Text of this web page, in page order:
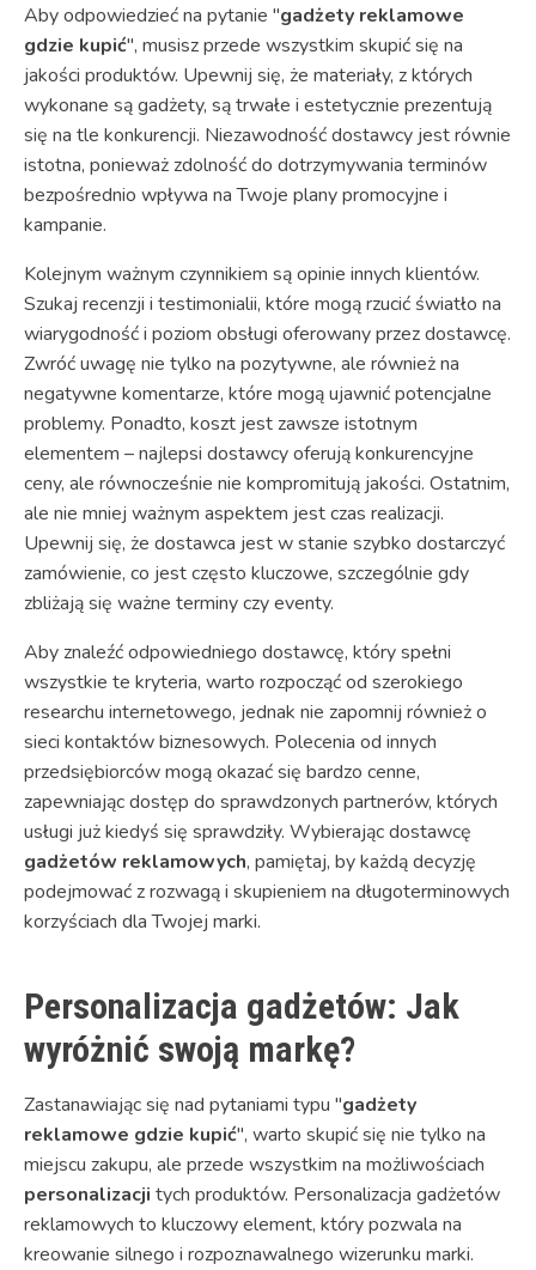
Aby odpowiedzieć na pytanie "gadżety reklamowe
gdzie kupić", musisz przede wszystkim skupić się na
jakości produktów. Upewnij się, że materiały, z których
wykonane są gadżety, są trwałe i estetycznie prezentują
się na tle konkurencji. Niezawodność dostawcy jest równie
istotna, ponieważ zdolność do dotrzymywania terminów
bezpośrednio wpływa na Twoje plany promocyjne i
kampanie.
Kolejnym ważnym czynnikiem są opinie innych klientów.
Szukaj recenzji i testimonialii, które mogą rzucić światło na
wiarygodność i poziom obsługi oferowany przez dostawcę.
Zwróć uwagę nie tylko na pozytywne, ale również na
negatywne komentarze, które mogą ujawnić potencjalne
problemy. Ponadto, koszt jest zawsze istotnym
elementem – najlepsi dostawcy oferują konkurencyjne
ceny, ale równocześnie nie kompromitują jakości. Ostatnim,
ale nie mniej ważnym aspektem jest czas realizacji.
Upewnij się, że dostawca jest w stanie szybko dostarczyć
zamówienie, co jest często kluczowe, szczególnie gdy
zbliżają się ważne terminy czy eventy.
Aby znaleźć odpowiedniego dostawcę, który spełni
wszystkie te kryteria, warto rozpocząć od szerokiego
researchu internetowego, jednak nie zapomnij również o
sieci kontaktów biznesowych. Polecenia od innych
przedsiębiorców mogą okazać się bardzo cenne,
zapewniając dostęp do sprawdzonych partnerów, których
usługi już kiedyś się sprawdziły. Wybierając dostawcę
gadżetów reklamowych, pamiętaj, by każdą decyzję
podejmować z rozwagą i skupieniem na długoterminowych
korzyściach dla Twojej marki.
Personalizacja gadżetów: Jak
wyróżnić swoją markę?
Zastanawiając się nad pytaniami typu "gadżety
reklamowe gdzie kupić", warto skupić się nie tylko na
miejscu zakupu, ale przede wszystkim na możliwościach
personalizacji tych produktów. Personalizacja gadżetów
reklamowych to kluczowy element, który pozwala na
kreowanie silnego i rozpoznawalnego wizerunku marki.